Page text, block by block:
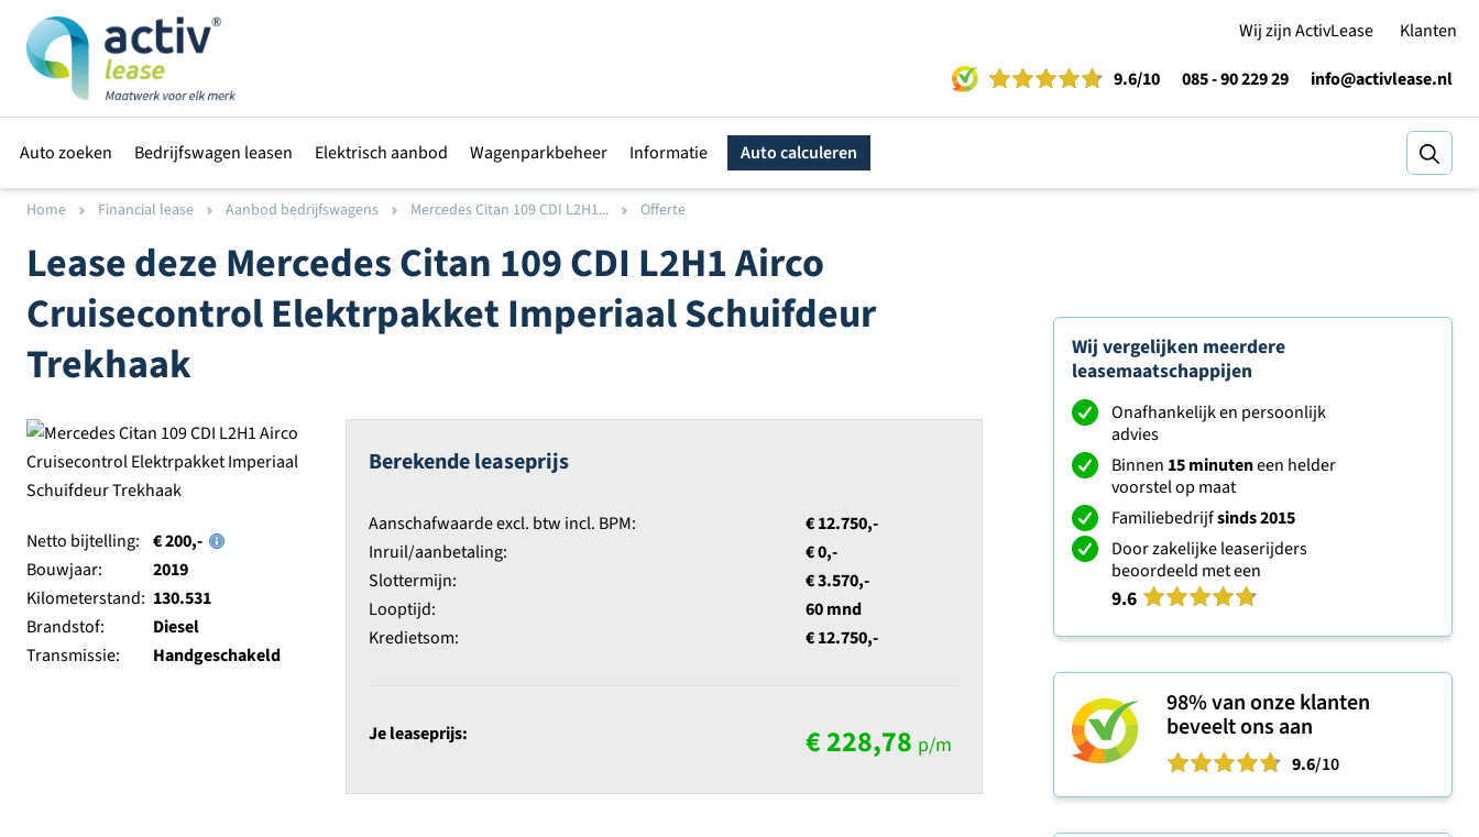
Wij zijn ActivLease
Klanten
9.6/10 085 - 90 229 29 info@activlease.nl
Auto zoeken Bedrijfswagen leasen Elektrisch aanbod Wagenparkbeheer Informatie Auto calculeren
Home Financial lease Aanbod bedrijfswagens Mercedes Citan 109 CDI L2H1... Offerte
Lease dezeMercedesCitan 109 CDI L2H1 Airco
Cruisecontrol Elektrpakket Imperiaal Schuifdeur
Trekhaak
Netto bijtelling: € 200,-
Bouwjaar:
2019
Kilometerstand: 130.531
Brandstof:
Diesel
Transmissie:
Handgeschakeld
Berekende leaseprijs
Aanschafwaarde excl. btw incl. BPM:
€ 12.750,-
Inruil/aanbetaling:
€ 0,-
Slottermijn:
€ 3.570,-
Looptijd:
60 mnd
Kredietsom:
€ 12.750,-
Je leaseprijs: € 228,78 p/m
Wij vergelijken meerdere
leasemaatschappijen
Onafhankelijk en persoonlijk
advies
Binnen 15 minuteneen helder
voorstel op maat
Familiebedrijfsinds 2015
Door zakelijke leaserijders
beoordeeld met een
9.6
98%van onze klanten
beveelt ons aan
9.6/10